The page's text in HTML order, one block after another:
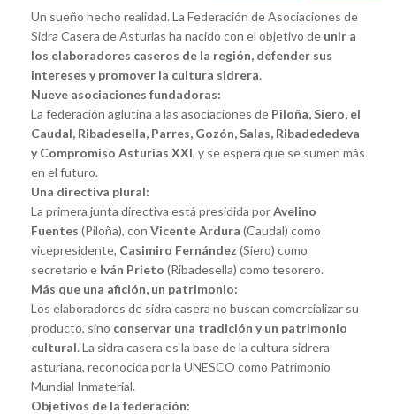
Un sueño hecho realidad. La Federación de Asociaciones de
Sidra Casera de Asturias ha nacido con el objetivo de unir a
los elaboradores caseros de la región, defender sus
intereses y promover la cultura sidrera.
Nueve asociaciones fundadoras:
La federación aglutina a las asociaciones de Piloña, Siero, el
Caudal, Ribadesella, Parres, Gozón, Salas, Ribadededeva
y Compromiso Asturias XXI, y se espera que se sumen más
en el futuro.
Una directiva plural:
La primera junta directiva está presidida porAvelino
Fuentes (Piloña), con Vicente Ardura (Caudal) como
vicepresidente, Casimiro Fernández (Siero) como
secretario e Iván Prieto (Ribadesella) como tesorero.
Más que una afición, un patrimonio:
Los elaboradores de sidra casera no buscan comercializar su
producto, sino conservar una tradición y un patrimonio
cultural. La sidra casera es la base de la cultura sidrera
asturiana, reconocida por la UNESCO como Patrimonio
Mundial Inmaterial.
Objetivos de la federación: